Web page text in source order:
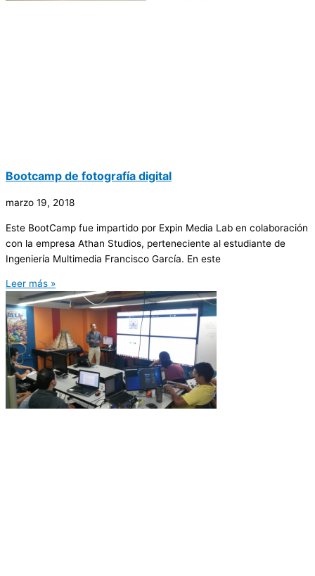
Bootcamp de fotografía digital
marzo 19, 2018
Este BootCamp fue impartido por Expin Media Lab en colaboración
con la empresa Athan Studios, perteneciente al estudiante de
Ingeniería Multimedia Francisco García. En este
Leer más »